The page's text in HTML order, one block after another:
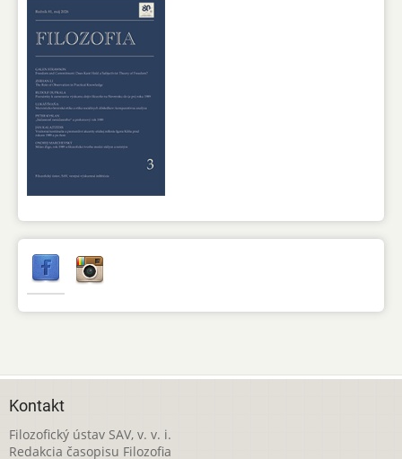
Kontakt
Filozofický ústav SAV, v. v. i.
Redakcia časopisu Filozofia